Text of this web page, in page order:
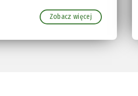
Zobacz więcej